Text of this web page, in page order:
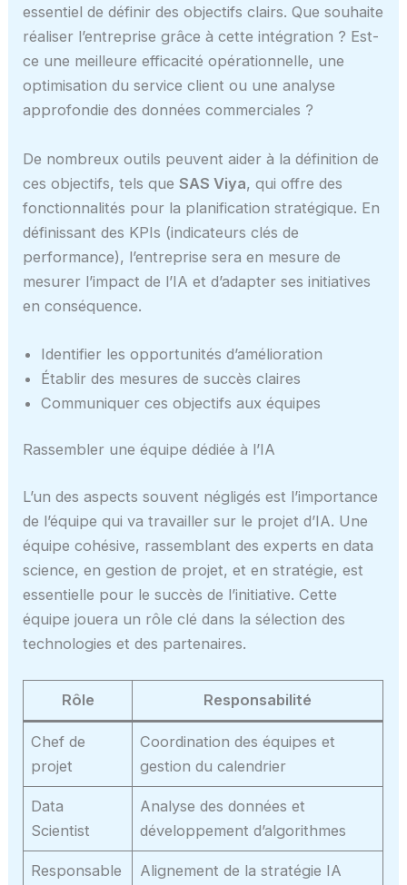
essentiel de définir des objectifs clairs. Que souhaite
réaliser l’entreprise grâce à cette intégration ? Est-
ce une meilleure efficacité opérationnelle, une
optimisation du service client ou une analyse
approfondie des données commerciales ?
De nombreux outils peuvent aider à la définition de
ces objectifs, tels queSAS Viya, qui offre des
fonctionnalités pour la planification stratégique. En
définissant des KPIs (indicateurs clés de
performance), l’entreprise sera en mesure de
mesurer l’impact de l’IA et d’adapter ses initiatives
en conséquence.
Identifier les opportunités d’amélioration
Établir des mesures de succès claires
Communiquer ces objectifs aux équipes
Rassembler une équipe dédiée à l’IA
L’un des aspects souvent négligés est l’importance
de l’équipe qui va travailler sur le projet d’IA. Une
équipe cohésive, rassemblant des experts en data
science, en gestion de projet, et en stratégie, est
essentielle pour le succès de l’initiative. Cette
équipe jouera un rôle clé dans la sélection des
technologies et des partenaires.
Rôle Responsabilité
Chef de
projet
Coordination des équipes et
gestion du calendrier
Data
Scientist
Analyse des données et
développement d’algorithmes
Responsable
Alignement de la stratégie IA